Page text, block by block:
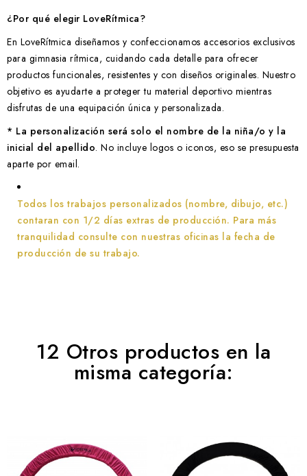
¿Por qué elegir LoveRítmica?
En LoveRítmica diseñamos y confeccionamos accesorios exclusivos
para gimnasia rítmica, cuidando cada detalle para ofrecer
productos funcionales, resistentes y con diseños originales. Nuestro
objetivo es ayudarte a proteger tu material deportivo mientras
disfrutas de una equipación única y personalizada.
* La personalización será solo el nombre de la niña/o y la
inicial del apellido. No incluye logos o iconos, eso se presupuesta
aparte por email.
Todos los trabajos personalizados (nombre, dibujo, etc.)
contaran con 1/2 días extras de producción. Para más
tranquilidad consulte con nuestras oficinas la fecha de
producción de su trabajo.
12 Otros productos en la
misma categoría: